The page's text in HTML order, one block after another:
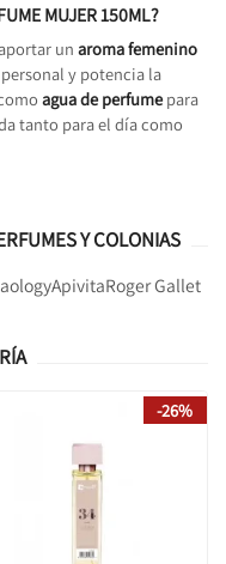
MUJER 150ML?
un aroma femenino
y potencia la
agua de perfumepara
tanto para el día como
Y COLONIAS
ApivitaRoger Gallet
-26%